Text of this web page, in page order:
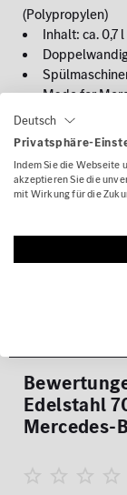
(Polypropylen)
Inhalt: ca. 0,7 l
Made for
Technische
Edelstahl
Mercedes-
Deutsch
Privatsphäre-
Indem Sie die Webseite
akzeptieren Sie die
mit Wirkung für die